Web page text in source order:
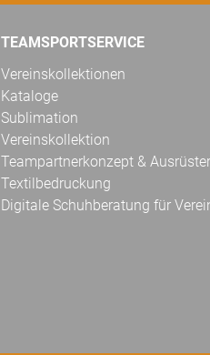
TEAMSPORTSERVICE
Vereinskollektionen
Kataloge
Sublimation
Vereinskollektion
Teampartnerkonzept &
Textilbedruckung
Digitale Schuhberatung für